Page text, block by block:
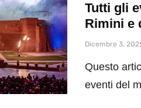
Tutti gli
Rimini e
Dicembre 3,
Questo
eventi del